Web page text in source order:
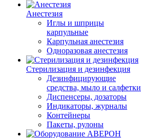
Анестезия
Иглы и шприцы
карпульные
Карпульная анестезия
Одноразовая анестезия
Стерилизация и дезинфекция
Дезинфицирующие
средства, мыло и салфетки
Диспенсеры, дозаторы
Индикаторы, журналы
Контейнеры
Пакеты, рулоны